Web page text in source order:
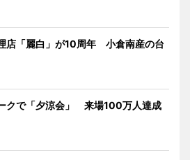
店「麗白」が10周年 小倉南産の台
クで「夕涼会」 来場100万人達成